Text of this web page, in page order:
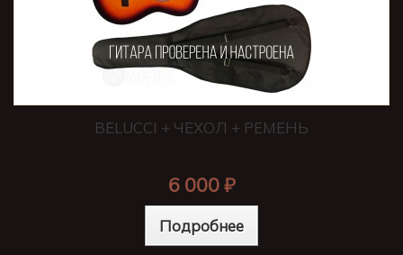
BELUCCI + ЧЕХОЛ + РЕМЕНЬ
6 000 ₽
Подробнее